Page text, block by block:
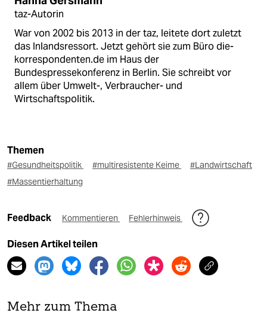
taz-Autorin
War von 2002 bis 2013 in der taz, leitete dort zuletzt
das Inlandsressort. Jetzt gehört sie zum Büro die-
korrespondenten.de im Haus der
Bundespressekonferenz in Berlin. Sie schreibt vor
allem über Umwelt-, Verbraucher- und
Wirtschaftspolitik.
Themen
#Gesundheitspolitik #multiresistente Keime
#Landwirtschaft
#Massentierhaltung
Feedback Kommentieren Fehlerhinweis
Diesen Artikel teilen
Mehr zum Thema